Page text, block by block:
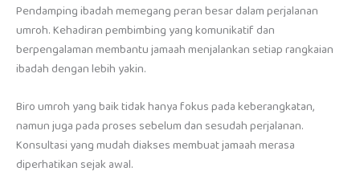
Pendamping ibadah memegang peran besar dalam perjalanan
umroh. Kehadiran pembimbing yang komunikatif dan
berpengalaman membantu jamaah menjalankan setiap rangkaian
ibadah dengan lebih yakin.
Biro umroh yang baik tidak hanya fokus pada keberangkatan,
namun juga pada proses sebelum dan sesudah perjalanan.
Konsultasi yang mudah diakses membuat jamaah merasa
diperhatikan sejak awal.